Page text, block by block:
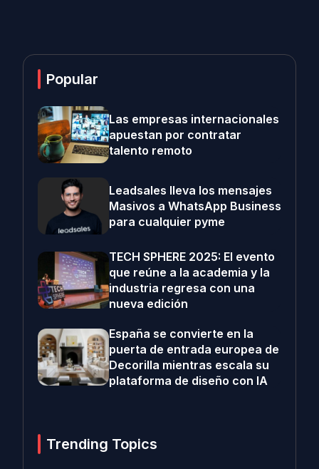
Popular
Las empresas internacionales
apuestan por contratar
talento remoto
Leadsales lleva los mensajes
Masivos a WhatsApp Business
para cualquier pyme
TECH SPHERE 2025: El evento
que reúne a la academia y la
industria regresa con una
nueva edición
España se convierte en la
puerta de entrada europea de
Decorilla mientras escala su
plataforma de diseño con IA
Trending Topics